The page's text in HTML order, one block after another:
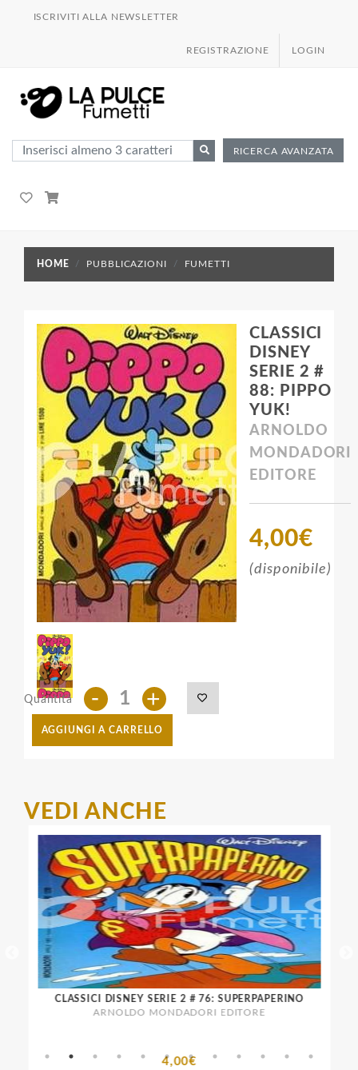
ISCRIVITI ALLA NEWSLETTER
REGISTRAZIONE LOGIN
RICERCA AVANZATA
HOME PUBBLICAZIONI FUMETTI
CLASSICI
DISNEY
SERIE 2 #
88: PIPPO
YUK!
ARNOLDO
MONDADORI
EDITORE
4,00€
(disponibile)
Quantità - +
AGGIUNGI A CARRELLO
VEDI ANCHE
CLASSICI DISNEY SERIE 2 # 76: SUPERPAPERINO
ARNOLDO MONDADORI EDITORE
4,00€